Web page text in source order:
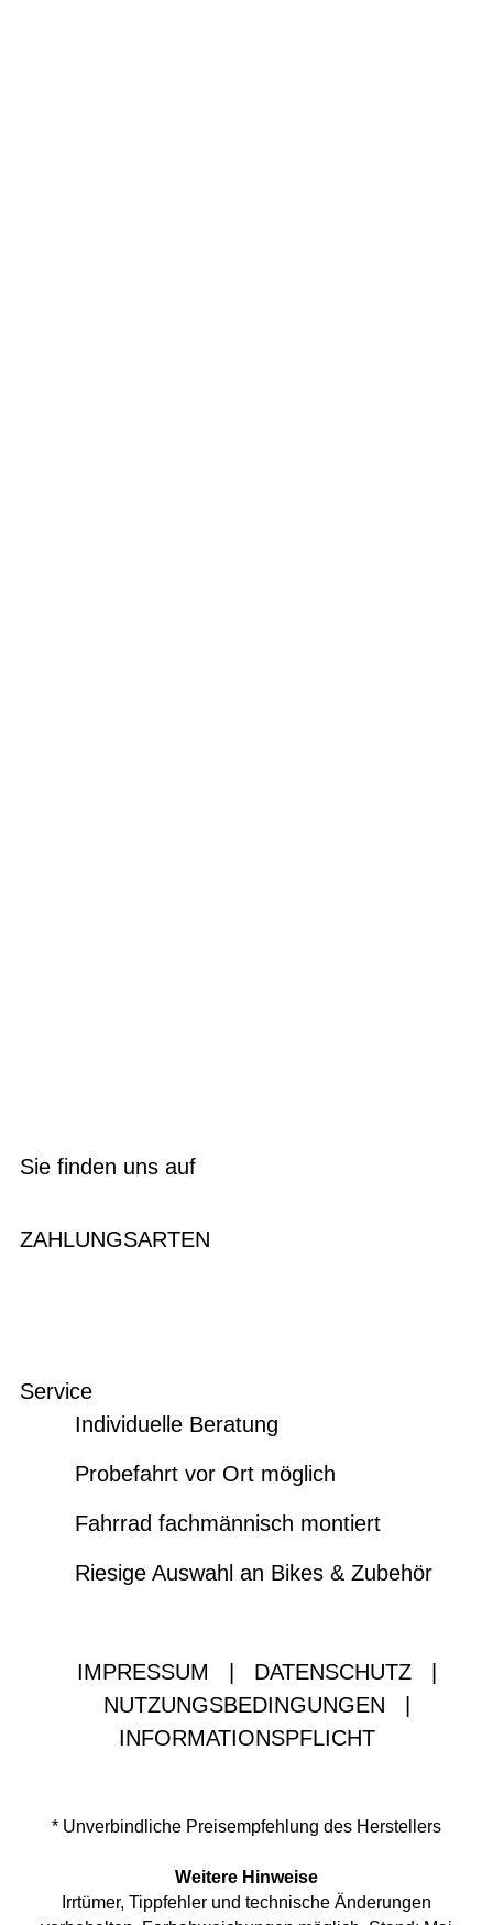
Sie finden uns auf
ZAHLUNGSARTEN
Service
Individuelle Beratung
Probefahrt vor Ort möglich
Fahrrad fachmännisch montiert
Riesige Auswahl an Bikes & Zubehör
IMPRESSUM DATENSCHUTZ
NUTZUNGSBEDINGUNGEN
INFORMATIONSPFLICHT
* Unverbindliche Preisempfehlung des Herstellers
Weitere Hinweise
Irrtümer, Tippfehler und technische Änderungen